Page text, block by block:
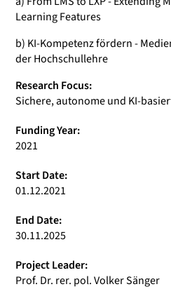
Learning Features
b) KI-Kompetenz fördern -
der Hochschullehre
Research Focus:
Sichere, autonome und KI-
Funding Year:
2021
Start Date:
01.12.2021
End Date:
30.11.2025
Project Leader:
Prof. Dr. rer. pol. Volker Sänger